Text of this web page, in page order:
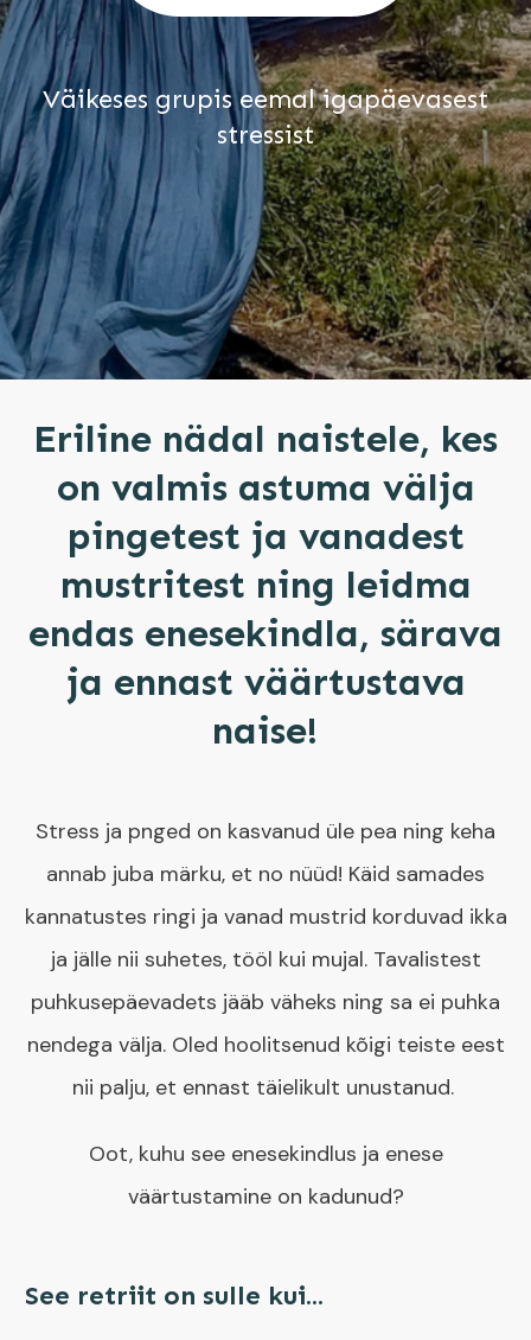
Väikeses grupis eemal igapäevasest
stressist
Eriline nädal naistele, kes
on valmis astuma välja
pingetest ja vanadest
mustritest ning leidma
endas enesekindla, särava
ja ennast väärtustava
naise!
Stress ja pnged on kasvanud üle pea ning keha
annab juba märku, et no nüüd! Käid samades
kannatustes ringi ja vanad mustrid korduvad ikka
ja jälle nii suhetes, tööl kui mujal. Tavalistest
puhkusepäevadets jääb väheks ning sa ei puhka
nendega välja. Oled hoolitsenud kõigi teiste eest
nii palju, et ennast täielikult unustanud.
Oot, kuhu see enesekindlus ja enese
väärtustamine on kadunud?
See retriit on sulle kui...